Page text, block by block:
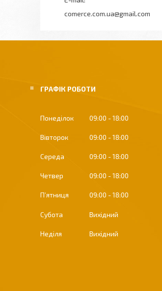
comerce.com.ua@gmail.com
ГРАФІК РОБОТИ
Понеділок 09:00 18:00
Вівторок 09:00 18:00
Середа 09:00 18:00
Четвер 09:00 18:00
Пʼятниця 09:00 18:00
Субота Вихідний
Неділя Вихідний